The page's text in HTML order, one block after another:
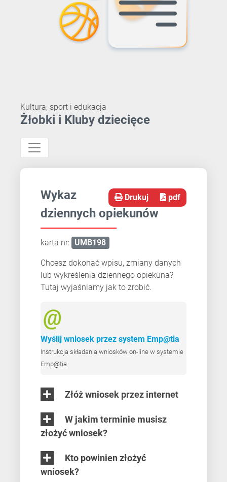
Kultura, sport i edukacja
Żłobki i Kluby dziecięce
Drukuj pdf
Wykaz
dziennych opiekunów
karta nr: UMB198
Chcesz dokonać wpisu, zmiany danych
lub wykreślenia dziennego opiekuna?
Tutaj wyjaśniamy jak to zrobić.
Wyślij wniosek przez system Emp@tia
Instrukcja składania wniosków on-line w systemie
Emp@tia
Złóż wniosek przez internet
złożyć wniosek?
wniosek?